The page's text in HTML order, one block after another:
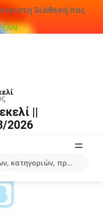
στη διάθεσή σας
κατηγοριών, προϊόντων...
||
2026